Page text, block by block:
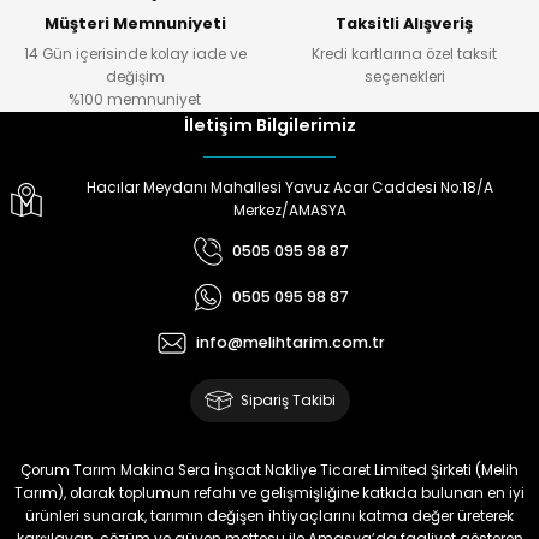
Ö... Ö... | 24/01/2024
Ürün hazırlamada
,göndermede,telefonda bilgi
almada çok yardımcılar.Melih
Doğan Zeki Gürbüz | 23/01/2024
Ürün elime çok çabuk ulaştı.
anda süs yoncasıyla ektim.
Bunun akibeti 2024 yazına belli
olacak
Müşteri Memnuniyeti
14 Gün içerisinde kolay iade ve
değişim
%100 memnuniyet
Taksitli Alışveriş
Kredi kartlarına özel taksit
seçenekleri
İletişim Bilgilerimiz
Hacılar Meydanı Mahallesi Yavuz Acar Caddesi No:18/A
Merkez/AMASYA
0505 095 98 87
0505 095 98 87
info@melihtarim.com.tr
Sipariş Takibi
Çorum Tarım Makina Sera İnşaat Nakliye Ticaret Limited Şirketi (Melih
Tarım), olarak toplumun refahı ve gelişmişliğine katkıda bulunan en iyi
ürünleri sunarak, tarımın değişen ihtiyaçlarını katma değer üreterek